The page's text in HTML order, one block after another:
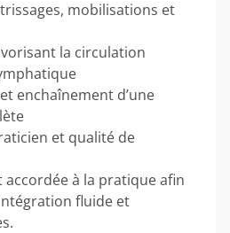
mobilisations et
la circulation
enchaînement d’une
et qualité de
accordée à la pratique afin
fluide et